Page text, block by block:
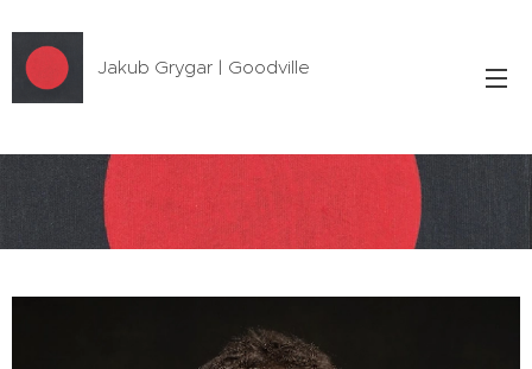
Jakub Grygar | Goodville